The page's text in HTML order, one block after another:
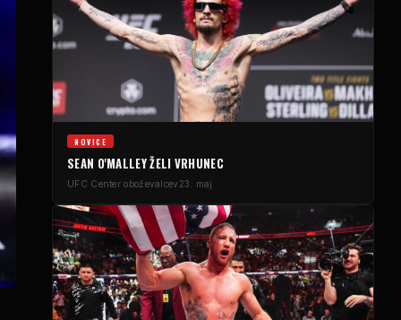
NOVICE
SEAN O'MALLEY ŽELI VRHUNEC
UFC Center oboževalcev 23. maj